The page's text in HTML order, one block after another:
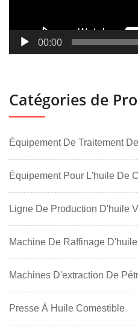
00:00
Catégories de
Équipement De Traitement
Équipement Pour L'huile De
Ligne De Production D'huile
Machine De Raffinage
Machines D'extraction De
Presse À Huile Comestible